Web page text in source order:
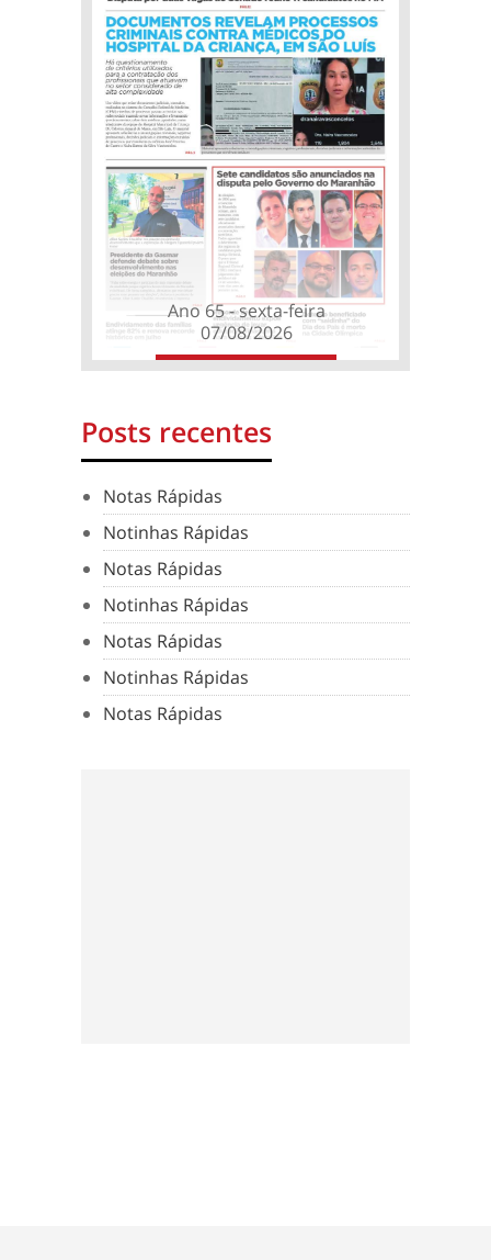
Ano 65 - sexta-feira
07/08/2026
Posts recentes
Notas Rápidas
Notinhas Rápidas
Notas Rápidas
Notinhas Rápidas
Notas Rápidas
Notinhas Rápidas
Notas Rápidas